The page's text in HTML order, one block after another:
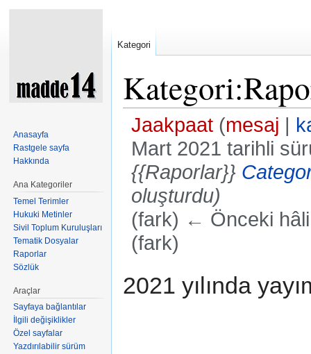
Jaakpaat (mesaj |
Mart 2021 tarihli
{{Raporlar}}
oluşturdu)
(fark) ← Önceki
(fark)
2021 yılında
Kategori
Anasayfa
Rastgele sayfa
Hakkında
Ana Kategoriler
Temel Terimler
Hukuki Metinler
Sivil Toplum Kuruluşları
Tematik Dosyalar
Raporlar
Sözlük
Araçlar
Sayfaya bağlantılar
İlgili değişiklikler
Özel sayfalar
Yazdırılabilir sürüm